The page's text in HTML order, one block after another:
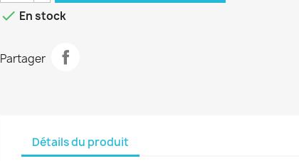
 En stock
Partager
Détails du produit